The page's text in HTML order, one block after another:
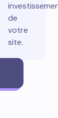
de
votre
site.